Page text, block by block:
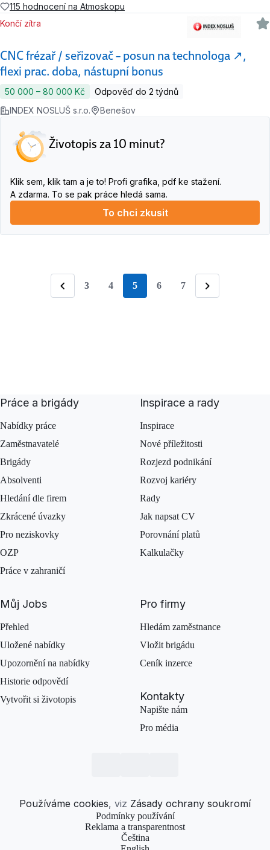
115 hodnocení na Atmoskopu
CNC frézař / seřizovač – posun na technologa ↗,
flexi prac. doba, nástupní bonus
Končí zítra
50 000 ‍–‍ 80 000 Kč
Odpověď do 2 týdnů
INDEX NOSLUŠ s.r.o.
Benešov
Životopis za 10 minut?
Klik sem, klik tam a je to! Profi grafika, pdf ke stažení.
A zdarma. To se pak práce hledá sama.
To chci zkusit
Předchozí
3 4 stránka
5 6 7
Následující
Práce a brigády
Nabídky práce
Zaměstnavatelé
Brigády
Absolventi
Hledání dle firem
Zkrácené úvazky
Pro neziskovky
OZP
Práce v zahraničí
Inspirace a rady
Inspirace
Nové příležitosti
Rozjezd podnikání
Rozvoj kariéry
Rady
Jak napsat CV
Porovnání platů
Kalkulačky
Můj Jobs
Přehled
Uložené nabídky
Upozornění na nabídky
Historie odpovědí
Vytvořit si životopis
Pro firmy
Hledám zaměstnance
Vložit brigádu
Ceník inzerce
Kontakty
Napište nám
Pro média
Používáme cookies, viz Zásady ochrany soukromí
Podmínky používání
Reklama a transparentnost
Čeština